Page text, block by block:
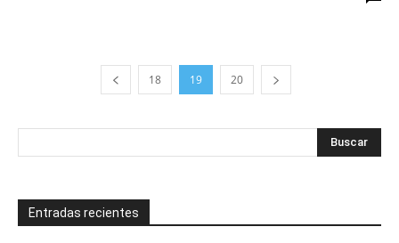
18 19 20
Entradas recientes